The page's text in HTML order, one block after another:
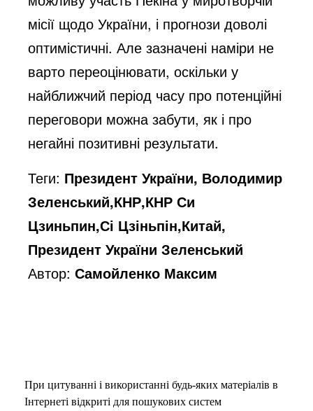
місії щодо України, і прогнози доволі
оптимістичні. Але зазначені наміри не
варто переоцінювати, оскільки у
найближчий період часу про потенційні
переговори можна забути, як і про
негайні позитивні результати.
Теги: Президент України, Володимир
Зеленський,КНР,КНР Си
Цзиньпин,Сі Цзіньпін,Китай,
Президент України Зеленський
Автор:Самойленко Максим
При цитуванні і використанні будь-яких матеріалів в
Інтернеті відкриті для пошукових систем